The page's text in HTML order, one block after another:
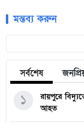
মন্তব্য করুন
সর্বশেষ
রায়পুরে
আহত
১